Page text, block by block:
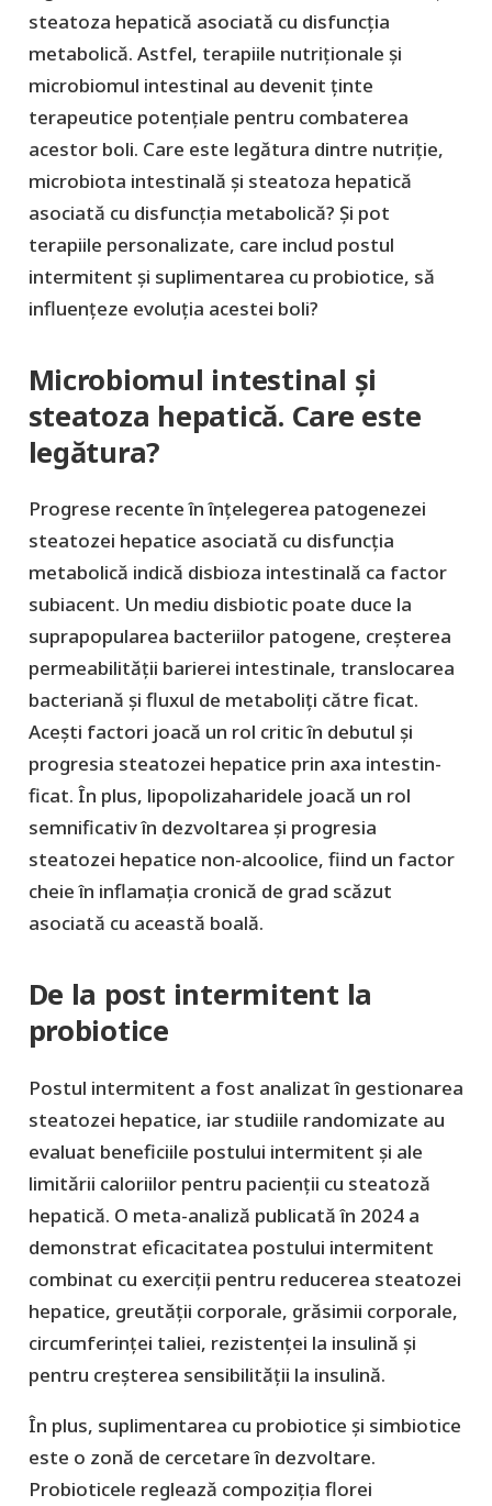
steatoza hepatică asociată cu disfuncția
metabolică. Astfel, terapiile nutriționale și
microbiomul intestinal au devenit ținte
terapeutice potențiale pentru combaterea
acestor boli. Care este legătura dintre nutriție,
microbiota intestinală și steatoza hepatică
asociată cu disfuncția metabolică? Și pot
terapiile personalizate, care includ postul
intermitent și suplimentarea cu probiotice, să
influențeze evoluția acestei boli?
Microbiomul intestinal și
steatoza hepatică. Care este
legătura?
Progrese recente în înțelegerea patogenezei
steatozei hepatice asociată cu disfuncția
metabolică indică disbioza intestinală ca factor
subiacent. Un mediu disbiotic poate duce la
suprapopularea bacteriilor patogene, creșterea
permeabilității barierei intestinale, translocarea
bacteriană și fluxul de metaboliți către ficat.
Acești factori joacă un rol critic în debutul și
progresia steatozei hepatice prin axa intestin-
ficat. În plus, lipopolizaharidele joacă un rol
semnificativ în dezvoltarea și progresia
steatozei hepatice non-alcoolice, fiind un factor
cheie în inflamația cronică de grad scăzut
asociată cu această boală.
De la post intermitent la
probiotice
Postul intermitent a fost analizat în gestionarea
steatozei hepatice, iar studiile randomizate au
evaluat beneficiile postului intermitent și ale
limitării caloriilor pentru pacienții cu steatoză
hepatică. O meta-analiză publicată în 2024 a
demonstrat eficacitatea postului intermitent
combinat cu exerciții pentru reducerea steatozei
hepatice, greutății corporale, grăsimii corporale,
circumferinței taliei, rezistenței la insulină și
pentru creșterea sensibilității la insulină.
În plus, suplimentarea cu probiotice și simbiotice
este o zonă de cercetare în dezvoltare.
Probioticele reglează compoziția florei